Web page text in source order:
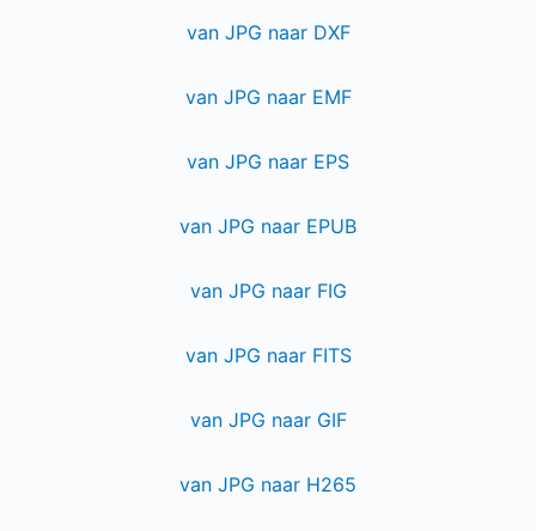
van JPG naar DXF
van JPG naar EMF
van JPG naar EPS
van JPG naar EPUB
van JPG naar FIG
van JPG naar FITS
van JPG naar GIF
van JPG naar H265